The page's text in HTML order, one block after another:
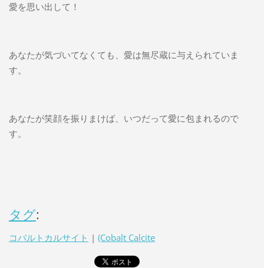
愛を思い出して！
あなたが気づいてなくても、愛は無尽蔵に与えられていま
す。
あなたが笑顔を振りまけば、いつだって愛に包まれるので
す。
タグ:
コバルトカルサイト | (Cobalt Calcite